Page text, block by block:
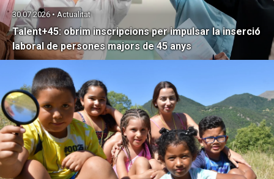
Talent+45: obrim inscripcions per impulsar la inserció
laboral de persones majors de 45 anys
30.07.2026 • Actualitat